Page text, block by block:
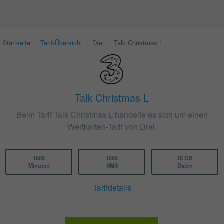
Startseite Tarif-Übersicht Drei Talk Christmas L
Talk Christmas L
Beim Tarif Talk Christmas L handelte es sich um einen
Wertkarten-Tarif von Drei.
1000
Minuten
1000
SMS
15 GB
Daten
Tarifdetails